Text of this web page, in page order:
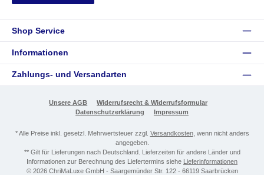
Shop Service
Informationen
Zahlungs- und Versandarten
Unsere AGB
Widerrufsrecht & Widerrufsformular
Datenschutzerklärung
Impressum
* Alle Preise inkl. gesetzl. Mehrwertsteuer zzgl. Versandkosten, wenn nicht anders
angegeben.
** Gilt für Lieferungen nach Deutschland. Lieferzeiten für andere Länder und
Informationen zur Berechnung des Liefertermins siehe Lieferinformationen
© 2026 ChriMaLuxe GmbH - Saargemünder Str. 122 - 66119 Saarbrücken